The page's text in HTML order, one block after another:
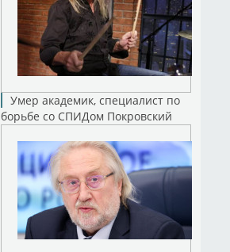
Умер академик, специалист по
борьбе со СПИДом Покровский